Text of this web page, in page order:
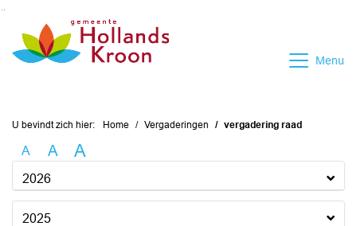
Ga naar de inhoud van deze pagina
Menu
U bevindt zich hier: Home Vergaderingen vergadering raad
A A A
2026
2025